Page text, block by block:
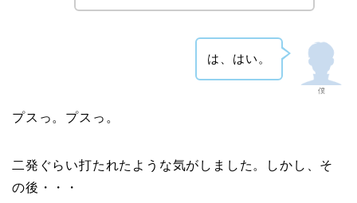
僕
は、はい。
プスっ。プスっ。
二発ぐらい打たれたような気がしました。しかし、そ
の後・・・